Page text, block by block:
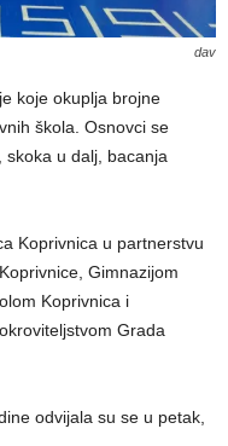
dav
koje okuplja brojne
škola. Osnovci se
u dalj, bacanja
Koprivnica u partnerstvu
Gimnazijom
Koprivnica i
Grada
odvijala su se u petak,